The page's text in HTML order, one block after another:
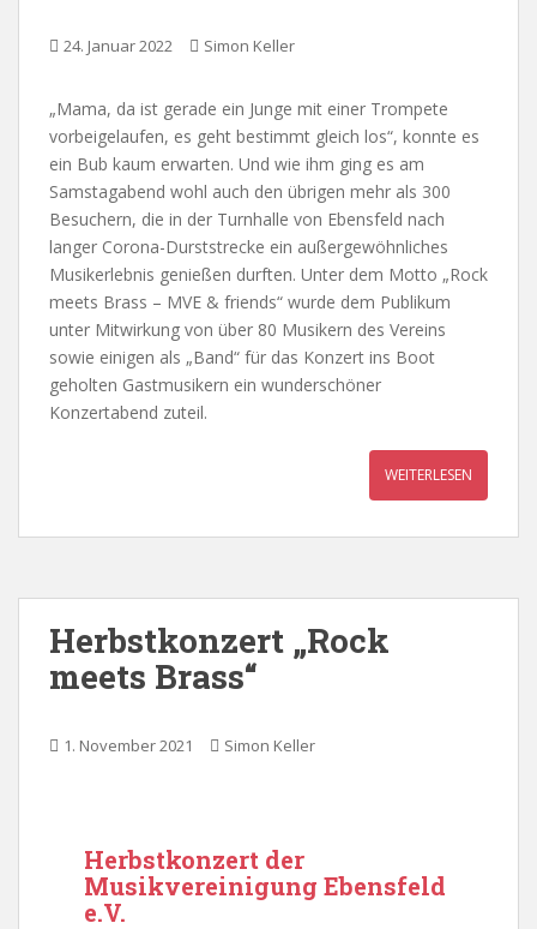
24. Januar 2022 Simon Keller
„Mama, da ist gerade ein Junge mit einer Trompete
vorbeigelaufen, es geht bestimmt gleich los“, konnte es
ein Bub kaum erwarten. Und wie ihm ging es am
Samstagabend wohl auch den übrigen mehr als 300
Besuchern, die in der Turnhalle von Ebensfeld nach
langer Corona-Durststrecke ein außergewöhnliches
Musikerlebnis genießen durften. Unter dem Motto „Rock
meets Brass – MVE & friends“ wurde dem Publikum
unter Mitwirkung von über 80 Musikern des Vereins
sowie einigen als „Band“ für das Konzert ins Boot
geholten Gastmusikern ein wunderschöner
Konzertabend zuteil.
WEITERLESEN
Herbstkonzert „Rock
meets Brass“
1. November 2021 Simon Keller
Herbstkonzert der
Musikvereinigung Ebensfeld
e.V.